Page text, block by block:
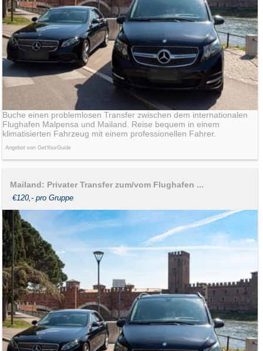
Buche einen problemlosen Transfer zwischen dem internationalen
Flughafen Malpensa und Mailand. Reise bequem in einem
klimatisierten Fahrzeug mit einem professionellen Fahrer.
Angebot von GetYourGuide
Mailand: Privater Transfer zum/vom Flughafen ...
€120,- pro Gruppe